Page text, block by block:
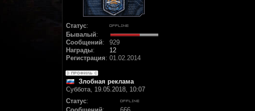
Статус:
Бывалый:
Сообщений:
929
Награды:
12
Регистрация: 01.02.2014
Злобная реклама
Суббота, 19.05.2018, 10:07
Статус: